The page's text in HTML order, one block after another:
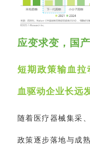
应变求变，国
短期政策输血拉
血驱动企业长远
随着医疗器械集采
政策逐步落地与成